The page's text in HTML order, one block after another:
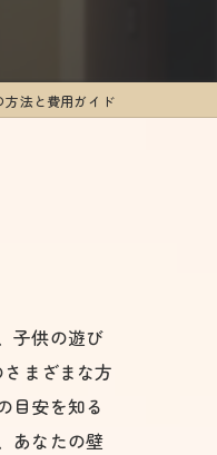
方法と費用ガイド
子供の遊び
まざまな方
目安を知る
あなたの壁